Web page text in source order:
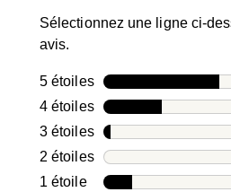
Sélectionnez une ligne ci-
avis.
5 étoilesétoiles
4 étoilesétoiles
3 étoilesétoiles
2 étoilesétoiles
1 étoileétoiles